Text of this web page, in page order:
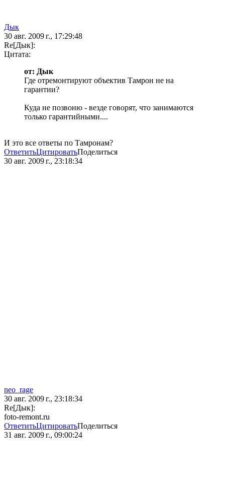
Дык
30 авг. 2009 г., 17:29:48
Re[Дык]:
Цитата:
от: Дык
Где отремонтируют объектив Тамрон не на
гарантии?
Куда не позвоню - везде говорят, что занимаются
только гарантийными....
И это все ответы по Тамронам?
ОтветитьЦитироватьПоделиться
30 авг. 2009 г., 23:18:34
neo_rage
30 авг. 2009 г., 23:18:34
Re[Дык]:
foto-remont.ru
ОтветитьЦитироватьПоделиться
31 авг. 2009 г., 09:00:24